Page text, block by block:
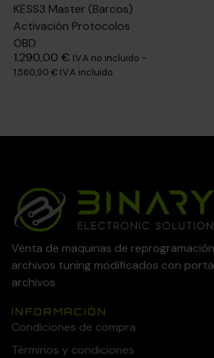
KESS3 Master (Barcos)
Activación Protocolos
OBD
1.290,00€ I.V.A no incluido -
1.560,90€ I.V.A incluido
Venta de maquinas de
archivos tuning modificados con
archivos
INFORMACIÓN
Condiciones de compra
Términos y condiciones